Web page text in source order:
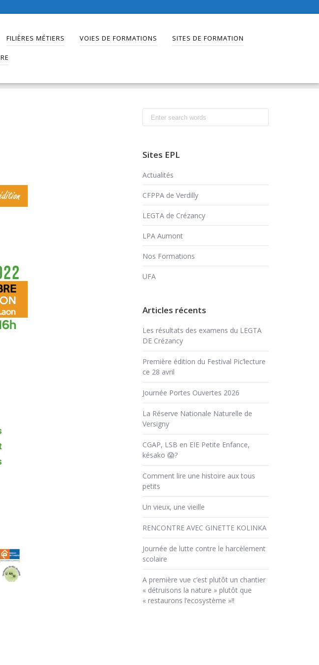
FILIÈRES MÉTIERS VOIES DE FORMATIONS SITES DE FORMATION
Search
for:
Sites EPL
Actualités
CFPPA de Verdilly
LEGTA de Crézancy
LPA Aumont
Nos Formations
UFA
Articles récents
Les résultats des examens du LEGTA
DE Crézancy
Première édition du Festival Pic’lecture
ce 28 avril
Journée Portes Ouvertes 2026
La Réserve Nationale Naturelle de
Versigny
CGAP, LSB en EIE Petite Enfance,
késako 😱?
Comment lire une histoire aux tous
petits
Un vieux, une vieille
RENCONTRE AVEC GINETTE KOLINKA
Journée de lutte contre le harcèlement
scolaire
A première vue c’est plutôt un chantier
« détruisons la nature » plutôt que
« restaurons l’ecosystème »!!